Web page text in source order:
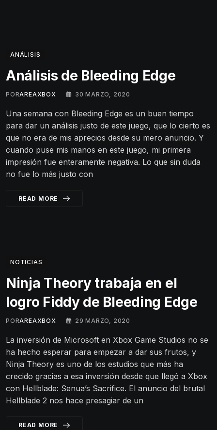
ANÁLISIS
Análisis de Bleeding Edge
PORAREAXBOX 30 MARZO, 2020
Una semana con Bleeding Edge es un buen tiempo
para dar un análisis justo de este juego, que lo cierto es
que no era de mis aprecios desde su mero anuncio. Y
cuando puse mis manos en este juego, mi primera
impresión fue enteramente negativa. Lo que sin duda
no fue lo más justo con
READ MORE
NOTICIAS
Ninja Theory trabaja en el
logro Fiddy de Bleeding Edge
PORAREAXBOX 29 MARZO, 2020
La inversión de Microsoft en Xbox Game Studios no se
ha hecho esperar para empezar a dar sus frutos, y
Ninja Theory es uno de los estudios que más ha
crecido gracias a esa inversión desde que llegó a Xbox
con Hellblade: Senua’s Sacrifice. El anuncio del brutal
Hellblade 2 nos hace presagiar de un
READ MORE